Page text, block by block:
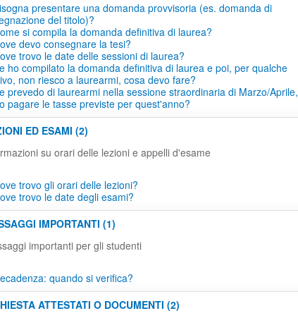
presentare una domanda provvisoria (es. domanda di
del titolo)?
si compila la domanda definitiva di laurea?
devo consegnare la tesi?
trovo le date delle sessioni di laurea?
ho compilato la domanda definitiva di laurea e poi, per qualche
non riesco a laurearmi, cosa devo fare?
prevedo di laurearmi nella sessione straordinaria di Marzo/Aprile,
pagare le tasse previste per quest'anno?
ED ESAMI (2)
su orari delle lezioni e appelli d'esame
trovo gli orari delle lezioni?
trovo le date degli esami?
IMPORTANTI (1)
importanti per gli studenti
quando si verifica?
ATTESTATI O DOCUMENTI (2)